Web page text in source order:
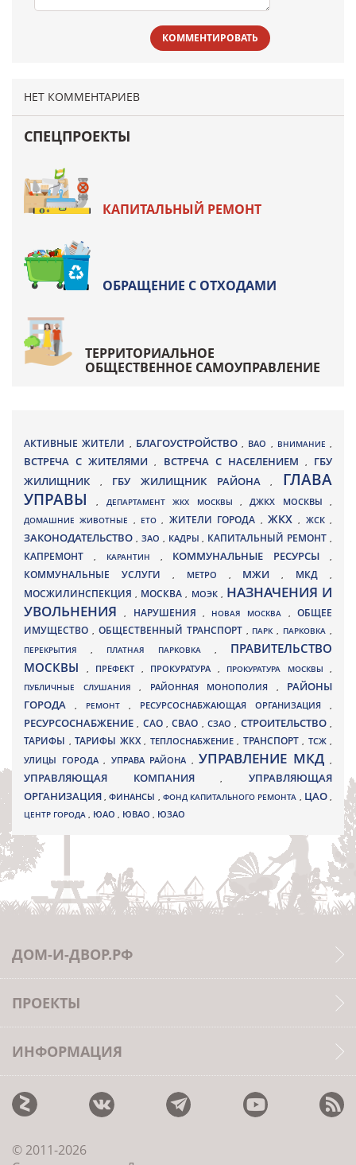
КОММЕНТИРОВАТЬ
НЕТ КОММЕНТАРИЕВ
СПЕЦПРОЕКТЫ
КАПИТАЛЬНЫЙ РЕМОНТ
ОБРАЩЕНИЕ С ОТХОДАМИ
ТЕРРИТОРИАЛЬНОЕ
ОБЩЕСТВЕННОЕ САМОУПРАВЛЕНИЕ
АКТИВНЫЕ ЖИТЕЛИ , БЛАГОУСТРОЙСТВО , ВАО , ВНИМАНИЕ ,
ВСТРЕЧА С ЖИТЕЛЯМИ, ВСТРЕЧА С НАСЕЛЕНИЕМ , ГБУ
ЖИЛИЩНИК
, ГБУ ЖИЛИЩНИК РАЙОНА, ГЛАВА
УПРАВЫ, ДЕПАРТАМЕНТ ЖКХ МОСКВЫ ,ДЖКХ МОСКВЫ ,
ДОМАШНИЕ ЖИВОТНЫЕ , ЕТО, ЖИТЕЛИ ГОРОДА , ЖКХ, ЖСК,
ЗАКОНОДАТЕЛЬСТВО , ЗАО , КАДРЫ, КАПИТАЛЬНЫЙ РЕМОНТ ,
КАПРЕМОНТ , КАРАНТИН , КОММУНАЛЬНЫЕ РЕСУРСЫ,
КОММУНАЛЬНЫЕ УСЛУГИ , МЕТРО , МЖИ, МКД ,
МОСЖИЛИНСПЕКЦИЯ, МОСКВА , МОЭК , НАЗНАЧЕНИЯ И
УВОЛЬНЕНИЯ, НАРУШЕНИЯ , НОВАЯ МОСКВА ,ОБЩЕЕ
ИМУЩЕСТВО , ОБЩЕСТВЕННЫЙ ТРАНСПОРТ , ПАРК, ПАРКОВКА ,
ПЕРЕКРЫТИЯ , ПЛАТНАЯ ПАРКОВКА , ПРАВИТЕЛЬСТВО
МОСКВЫ
, ПРЕФЕКТ , ПРОКУРАТУРА , ПРОКУРАТУРА МОСКВЫ ,
ПУБЛИЧНЫЕ СЛУШАНИЯ , РАЙОННАЯ МОНОПОЛИЯ , РАЙОНЫ
ГОРОДА
, РЕМОНТ , РЕСУРСОСНАБЖАЮЩАЯ ОРГАНИЗАЦИЯ ,
РЕСУРСОСНАБЖЕНИЕ, САО,СВАО ,СЗАО, СТРОИТЕЛЬСТВО,
ТАРИФЫ , ТАРИФЫ ЖКХ , ТЕПЛОСНАБЖЕНИЕ , ТРАНСПОРТ , ТСЖ ,
УЛИЦЫ ГОРОДА , УПРАВА РАЙОНА , УПРАВЛЕНИЕ МКД ,
УПРАВЛЯЮЩАЯ КОМПАНИЯ,УПРАВЛЯЮЩАЯ
ОРГАНИЗАЦИЯ,ФИНАНСЫ , ФОНД КАПИТАЛЬНОГО РЕМОНТА , ЦАО,
ЦЕНТР ГОРОДА , ЮАО , ЮВАО , ЮЗАО
ДОМ-И-ДВОР.РФ
ПРОЕКТЫ
ИНФОРМАЦИЯ
© 2011-2026